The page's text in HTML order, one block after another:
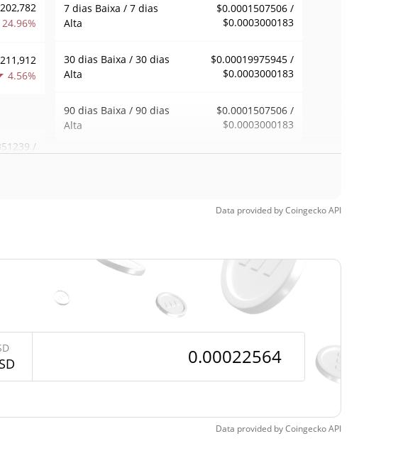
24.96%
4.56%
/
7 dias Baixa / 7 dias
Alta
$0.0001507506 /
$0.0003000183
30 dias Baixa / 30 dias
Alta
$0.00019975945 /
$0.0003000183
90 dias Baixa / 90 dias
Alta
$0.0001507506 /
$0.0003000183
Baixa de todos os
tempos
Jun 25, 2026 (1 meses atrás)
$0.0000277
714.49%
Data provided byCoingeckoAPI
Data provided byCoingeckoAPI